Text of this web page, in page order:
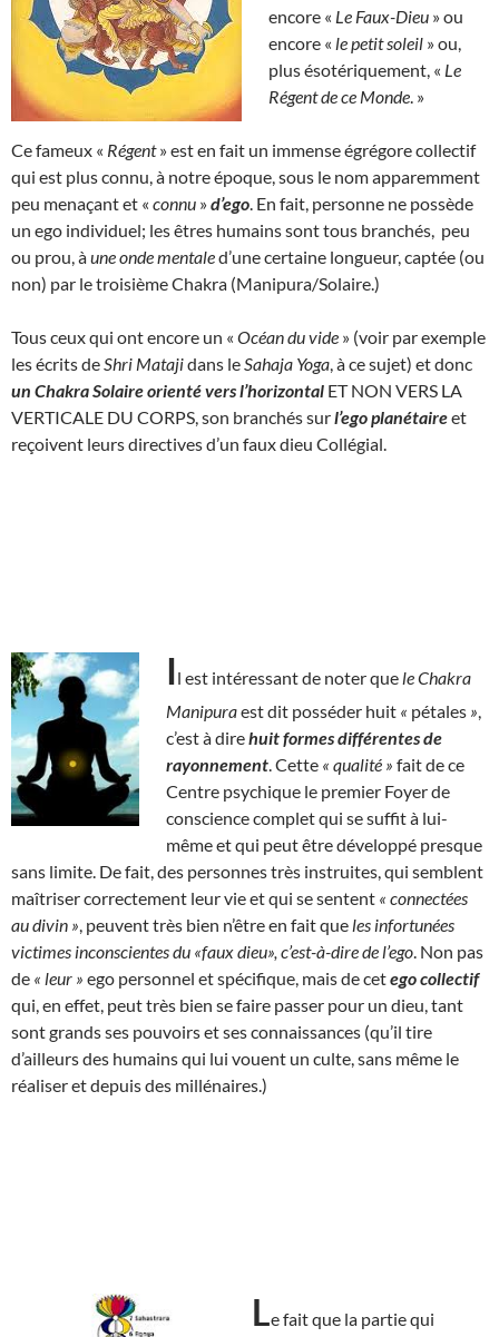
encore « Le Faux-Dieu » ou
encore « le petit soleil » ou,
plus ésotériquement, « Le
Régent de ce Monde . »
Ce fameux « Régent» est en fait un immense égrégore collectif
qui est plus connu, à notre époque, sous le nom apparemment
peu menaçant et « connu »d’ego . En fait, personne ne possède
un ego individuel; les êtres humains sont tous branchés, peu
ou prou, àune onde mentaled’une certaine longueur, captée (ou
non) par le troisième Chakra (Manipura/Solaire.)
Tous ceux qui ont encore un « Océan du vide » (voir par exemple
les écrits de Shri Matajidans le Sahaja Yoga , à ce sujet) et donc
un Chakra Solaire orienté vers l’horizontal ET NON VERS LA
VERTICALE DU CORPS, son branchés surl’ego planétaireet
reçoivent leurs directives d’un faux dieu Collégial.
Il est intéressant de noter que le Chakra
Manipuraest dit posséder huit « pétales »
c’est à direhuit formes différentes de
rayonnement . Cette « qualité » fait de ce
Centre psychique le premier Foyer de
conscience complet qui se suffit à lui-
même et qui peut être développé presque
sans limite. De fait, des personnes très instruites, qui semblent
maîtriser correctement leur vie et qui se sentent « connectées
au divin » , peuvent très bien n’être en fait que les infortunées
victimes inconscientes du «faux dieu», c’est-à-dire de l’ego . Non pas
de « leur » ego personnel et spécifique, mais de cetego collectif
qui, en effet, peut très bien se faire passer pour un dieu, tant
sont grands ses pouvoirs et ses connaissances (qu’il tire
d’ailleurs des humains qui lui vouent un culte, sans même le
réaliser et depuis des millénaires.)
Le fait que la partie qui